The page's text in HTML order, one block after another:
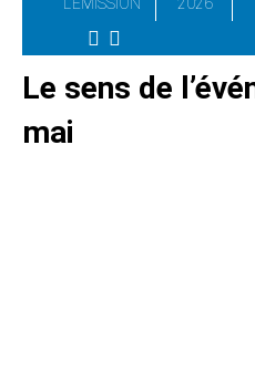
Le sens de
mai